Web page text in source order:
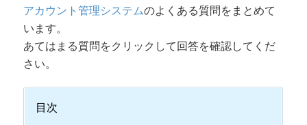
アカウント管理システムのよくある質問をまとめて
います。
あてはまる質問をクリックして回答を確認してくだ
さい。
目次